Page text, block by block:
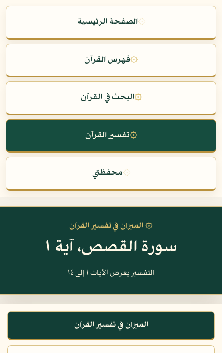
۞الصفحة الرئيسية
۞فهرس القرآن
۞البحث في القرآن
۞تفسير القرآن
۞محفظتي
۞ الميزان في تفسير القرآن
سورة القصص، آية ١
التفسير يعرض الآيات ١ إلى ١٤
الميزان في تفسير القرآن